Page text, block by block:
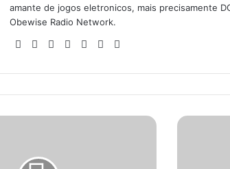
amante de jogos eletronicos, mais precisamente
Obewise Radio Network.
WebsiteFacebook
X YouTube
InstagramSoundCloud
Tales